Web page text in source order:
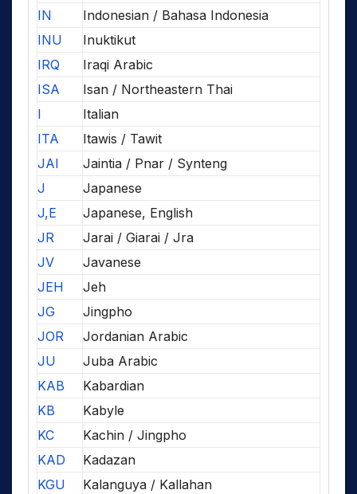
IN
Indonesian / Bahasa Indonesia
INU
Inuktikut
IRQ
Iraqi Arabic
ISA
Isan / Northeastern Thai
I
Italian
ITA
Itawis / Tawit
JAI
Jaintia / Pnar / Synteng
J
Japanese
J,E
Japanese, English
JR
Jarai / Giarai / Jra
JV
Javanese
JEH
Jeh
JG
Jingpho
JOR
Jordanian Arabic
JU
Juba Arabic
KAB
Kabardian
KB
Kabyle
KC
Kachin / Jingpho
KAD
Kadazan
KGU
Kalanguya / Kallahan